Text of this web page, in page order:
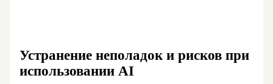
Устранение неполадок и рисков при
использовании AI